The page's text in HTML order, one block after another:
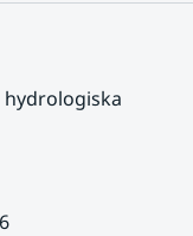
hydrologiska